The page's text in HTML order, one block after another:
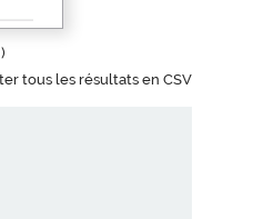
)
tous les résultats en CSV